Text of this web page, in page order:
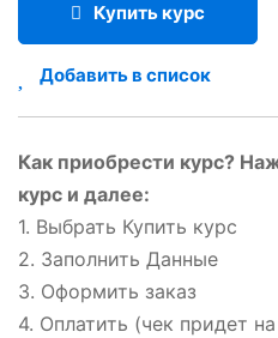
Купить курс
Добавить в список
Как приобрести курс?
курс и далее:
1. Выбрать Купить курс
2. Заполнить Данные
3. Оформить заказ
4. Оплатить (чек придет